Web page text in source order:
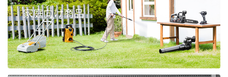
家庭向け商品